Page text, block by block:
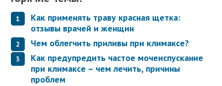
Как применять траву красная щетка:
отзывы врачей и женщин
Чем облегчить приливы при климаксе?
Как предупредить частое мочеиспускание
при климаксе – чем лечить, причины
проблем